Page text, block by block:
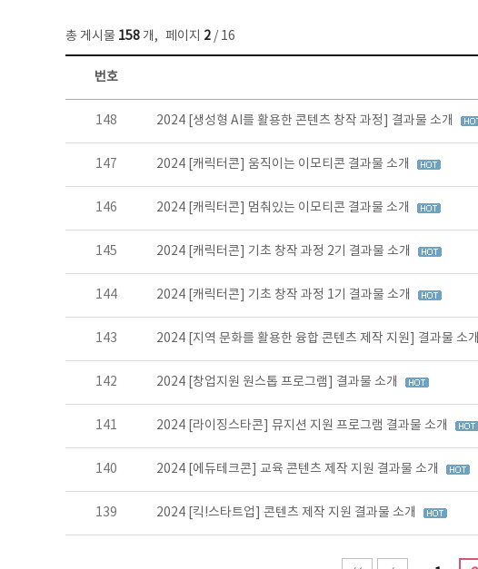
총 게시물 158 개, 페이지 2 / 16
콘텐츠이슈 목록 - 번호, 제목, 작성자, 파일, 조회수, 작성일 정보 제공
번호
148 2024 [생성형 AI를 활용한 콘텐츠 창작 과정] 결과물 소개
147 2024 [캐릭터콘] 움직이는 이모티콘 결과물 소개
146 2024 [캐릭터콘] 멈춰있는 이모티콘 결과물 소개
145 2024 [캐릭터콘] 기초 창작 과정 2기 결과물 소개
144 2024 [캐릭터콘] 기초 창작 과정 1기 결과물 소개
143 2024 [지역 문화를 활용한 융합 콘텐츠 제작 지원] 결과물 소개
142 2024 [창업지원 원스톱 프로그램] 결과물 소개
141 2024 [라이징스타콘] 뮤지션 지원 프로그램 결과물 소개
140 2024 [에듀테크콘] 교육 콘텐츠 제작 지원 결과물 소개
139 2024 [킥!스타트업] 콘텐츠 제작 지원 결과물 소개